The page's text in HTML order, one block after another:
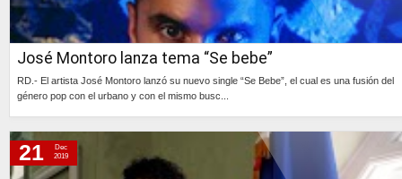
José Montoro lanza tema “Se bebe”
RD.- El artista José Montoro lanzó su nuevo single “Se Bebe”, el cual es una fusión del
género pop con el urbano y con el mismo busc...
21
Dec
2019